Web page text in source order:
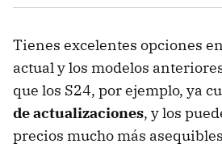
Tienes excelentes opciones
actual y los modelos
que los S24, por ejemplo, ya
de actualizaciones, y los
precios mucho más